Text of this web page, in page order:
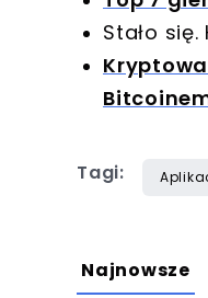
Stało
Tagi:
Najnowsze